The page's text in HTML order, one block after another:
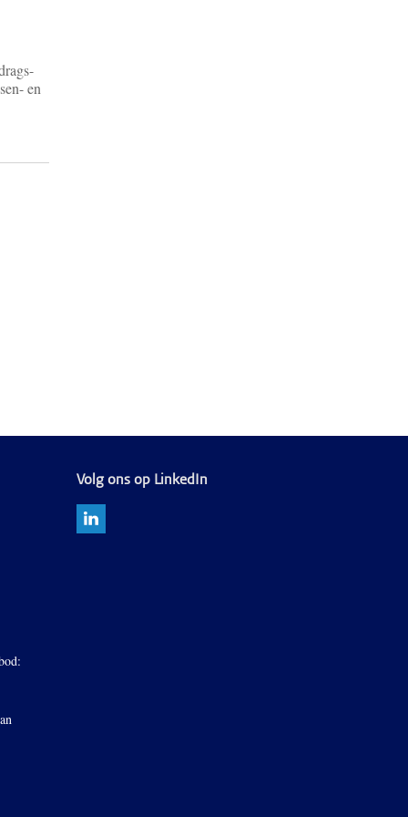
en
Volg ons op LinkedIn